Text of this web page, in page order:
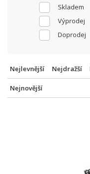
Skladem
Výprodej
Doprodej
Nejlevnější Nejdražší
Nejnovější